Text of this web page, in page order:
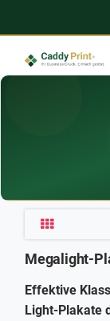
Megalight-
Effektive
Light-Plakate